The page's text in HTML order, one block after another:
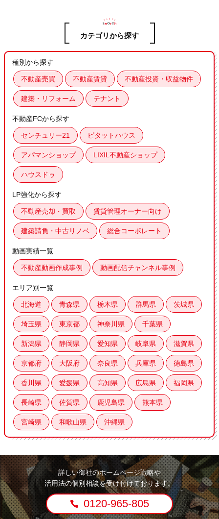
カテゴリから探す
種別から探す
不動産売買 不動産賃貸 不動産投資・収益物件
建築・リフォーム テナント
不動産FCから探す
センチュリー21 ピタットハウス
アパマンショップ LIXIL不動産ショップ
ハウスドゥ
LP強化から探す
不動産売却・買取 賃貸管理オーナー向け
建築請負・中古リノベ 総合コーポレート
動画実績一覧
不動産動画作成事例 動画配信チャンネル事例
エリア別一覧
北海道 青森県 栃木県 群馬県 茨城県
埼玉県 東京都 神奈川県 千葉県
新潟県 静岡県 愛知県 岐阜県 滋賀県
京都府 大阪府 奈良県 兵庫県 徳島県
香川県 愛媛県 高知県 広島県 福岡県
長崎県 佐賀県 鹿児島県 熊本県
宮崎県 和歌山県 沖縄県
詳しい御社のホームページ戦略や
活用法の個別相談を受け付けております。
0120-965-805